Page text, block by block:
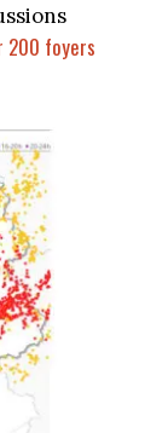
200 foyers